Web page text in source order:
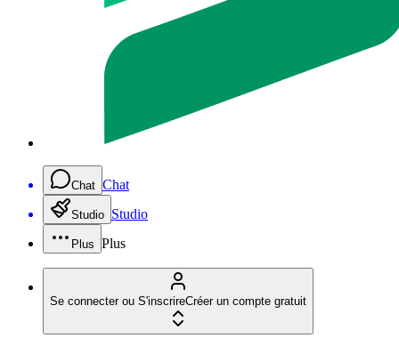
Chat Chat
Studio Studio
Plus Plus
Se connecter ou S'inscrireCréer un compte gratuit